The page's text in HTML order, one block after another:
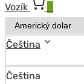
Vozík
Čeština
Čeština